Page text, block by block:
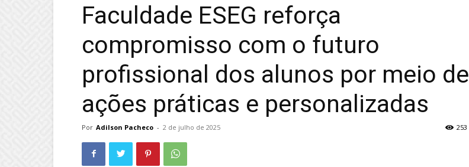
Faculdade ESEG reforça
compromisso com o futuro
profissional dos alunos por meio de
ações práticas e personalizadas
Por Adilson Pacheco - 2 de julho de 2025 253